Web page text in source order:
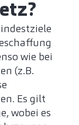
wie bei
(z.B.
Es gilt
wobei es